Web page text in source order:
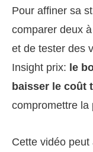
Pour affiner sa
comparer deux
et de tester des
Insight prix: le
baisser le coût
compromettre la
Cette vidéo